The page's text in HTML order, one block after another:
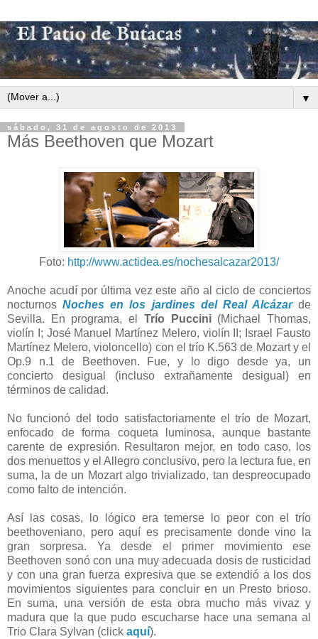
▼
sábado, 31 de agosto de 2013
Más Beethoven que Mozart
Foto: http://www.actidea.es/nochesalcazar2013/
Anoche acudí por última vez este año al ciclo de conciertos
nocturnosNoches en los jardines del Real Alcázarde
Sevilla. En programa, el Trío Puccini(Michael Thomas,
violín I; José Manuel Martínez Melero, violín II; Israel Fausto
Martínez Melero, violoncello) con el trío K.563 de Mozart y el
Op.9 n.1 de Beethoven. Fue, y lo digo desde ya, un
concierto desigual (incluso extrañamente desigual) en
términos de calidad.
No funcionó del todo satisfactoriamente el trío de Mozart,
enfocado de forma coqueta luminosa, aunque bastante
carente de expresión. Resultaron mejor, en todo caso, los
dos menuettos y el Allegro conclusivo, pero la lectura fue, en
suma, la de un Mozart algo trivializado, tan despreocupado
como falto de intención.
Así las cosas, lo lógico era temerse lo peor con el trío
beethoveniano, pero aquí es precisamente donde vino la
gran sorpresa. Ya desde el primer movimiento ese
Beethoven sonó con una muy adecuada dosis de rusticidad
y con una gran fuerza expresiva que se extendió a los dos
movimientos siguientes para concluir en un Presto brioso.
En suma, una versión de esta obra mucho más vivaz y
madura que la que pudo escucharse hace una semana al
Trio Clara Sylvan (click aquí).